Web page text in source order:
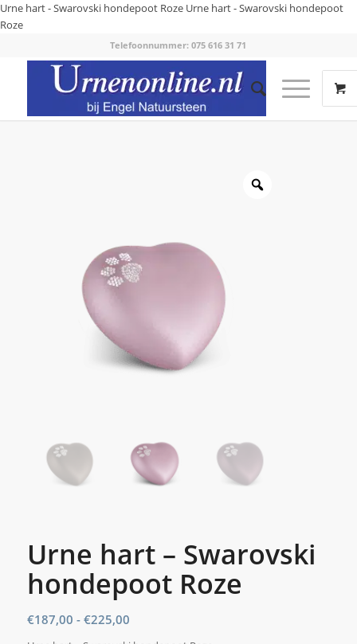
Urne hart - Swarovski hondepoot Roze Urne hart - Swarovski hondepoot
Roze
Telefoonnummer: 075 616 31 71
Urne hart – Swarovski
hondepoot Roze
€187,00 - €225,00Prijsklasse:
€187,00